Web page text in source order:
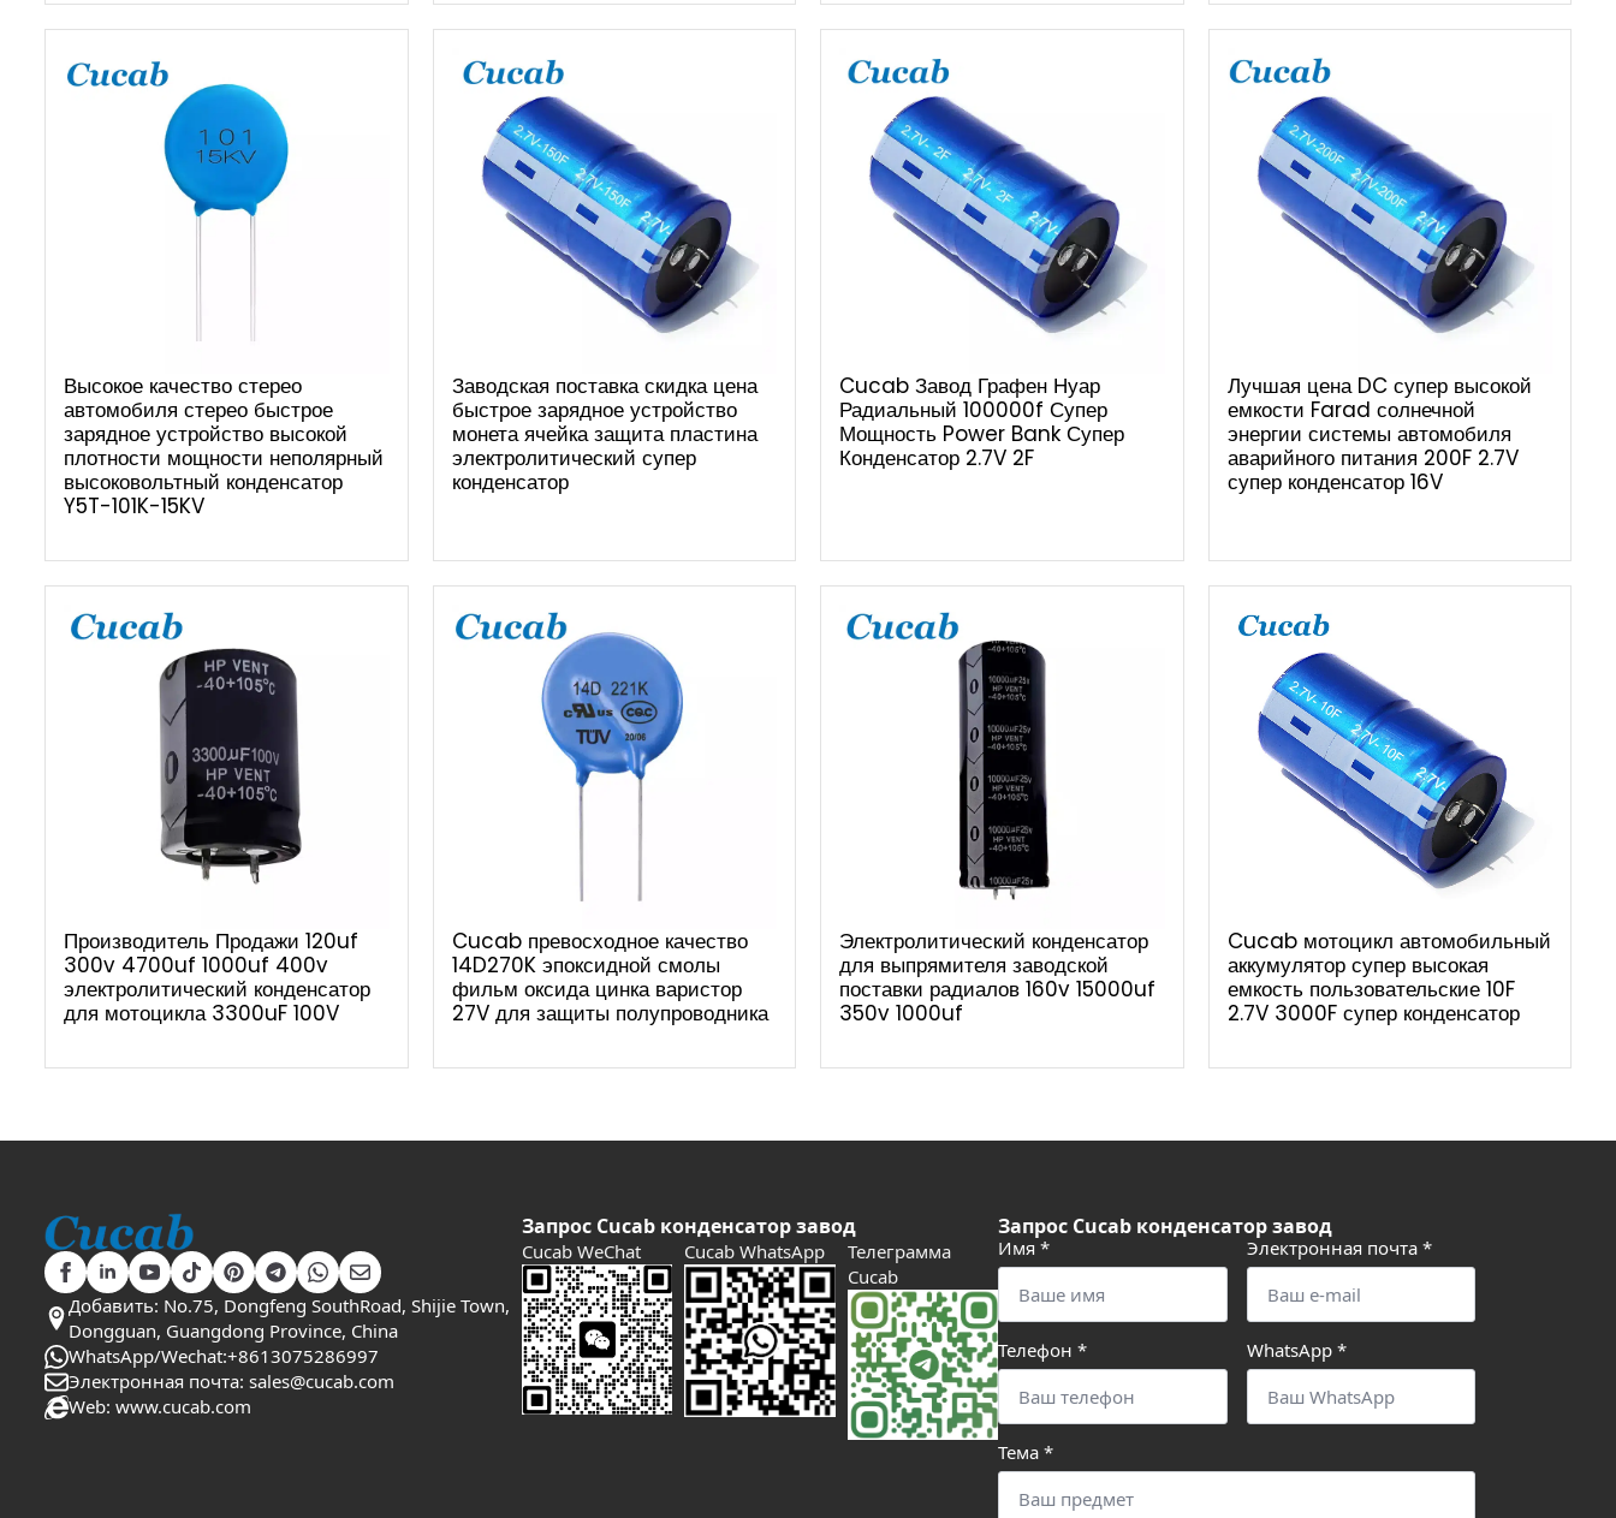
Высокое качество стерео
автомобиля стерео быстрое
зарядное устройство высокой
плотности мощности неполярный
высоковольтный конденсатор
Y5T-101K-15KV
Заводская поставка скидка цена
быстрое зарядное устройство
монета ячейка защита пластина
электролитический супер
конденсатор
Cucab Завод Графен Нуар
Радиальный 100000f Супер
Мощность Power Bank Супер
Конденсатор 2.7V 2F
Лучшая цена DC супер высокой
емкости Farad солнечной
энергии системы автомобиля
аварийного питания 200F 2.7V
супер конденсатор 16V
Производитель Продажи 120uf
300v 4700uf 1000uf 400v
электролитический конденсатор
для мотоцикла 3300uF 100V
Cucab превосходное качество
14D270K эпоксидной смолы
фильм оксида цинка варистор
27V для защиты полупроводника
Электролитический конденсатор
для выпрямителя заводской
поставки радиалов 160v 15000uf
350v 1000uf
Cucab мотоцикл автомобильный
аккумулятор супер высокая
емкость пользовательские 10F
2.7V 3000F супер конденсатор
Добавить: No.75, Dongfeng SouthRoad, Shijie Town,
Dongguan, Guangdong Province, China
WhatsApp/Wechat:+8613075286997
Электронная почта: sales@cucab.com
Web: www.cucab.com
Запрос Cucab конденсатор завод
Cucab WeChat Cucab WhatsApp
Телеграмма
Cucab
Запрос Cucab конденсатор завод
Имя * Электронная почта *
Телефон * WhatsApp *
Тема *